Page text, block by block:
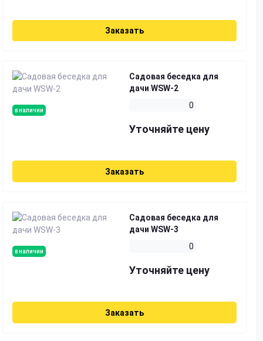
Заказать
в наличии
Садовая беседка для
дачи WSW-2
0
Уточняйте цену
Заказать
в наличии
Садовая беседка для
дачи WSW-3
0
Уточняйте цену
Заказать